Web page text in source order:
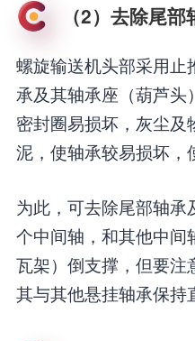
（2）去除尾
螺旋输送机头部采用止
承及其轴承座（葫芦头
密封圈易损坏，灰尘
泥，使轴承较易损坏，
为此，可去除尾部轴
个中间轴，和其他中间
瓦架）倒支撑，但要注
其与其他悬挂轴承保持